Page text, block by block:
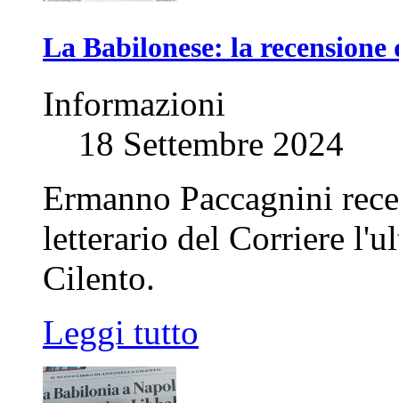
La Babilonese: la
Informazioni
18 Settembre 2024
Ermanno Paccagnini
letterario del Corriere
Cilento.
Leggi tutto